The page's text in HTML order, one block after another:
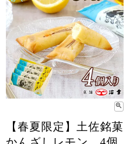
【春夏限定】土佐銘菓